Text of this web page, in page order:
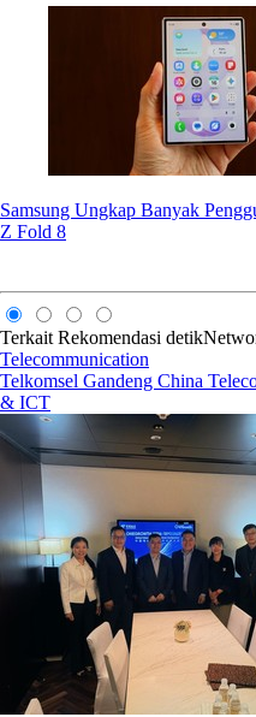
Samsung Ungkap Banyak
Z Fold 8
Terkait Rekomendasi
Telecommunication
Telkomsel Gandeng China
& ICT